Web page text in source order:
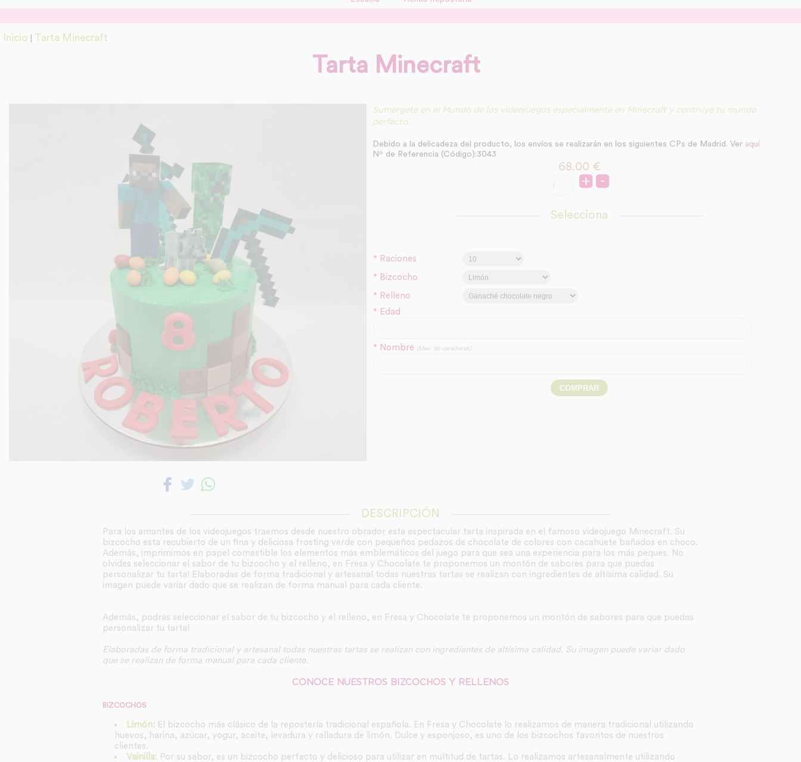
Inicio Tarta Minecraft
Tarta Minecraft
Sumergete en el Mundo de los videojuegos especialmente en Minecraft y contruye tu mundo
perfecto.
Debido a la delicadeza del producto, los envíos se realizarán en los siguientes CPs de Madrid. Ver aquí
Nº de Referencia (Código):3043
68.00 €
Selecciona
* Raciones
* Bizcocho
* Relleno
* Edad
* Nombre (Max. 50 caracteres)
DESCRIPCIÓN
Para los amantes de los videojuegos traemos desde nuestro obrador esta espectacular tarta inspirada en el famoso videojuego Minecraft. Su
bizcocho esta recubierto de un fina y deliciosa frosting verde con pequeños pedazos de chocolate de colores con cacahuete bañados en choco.
Además, imprimimos en papel comestible los elementos más emblemáticos del juego para que sea una experiencia para los más peques. No
olvides seleccionar el sabor de tu bizcocho y el relleno, en Fresa y Chocolate te proponemos un montón de sabores para que puedas
personalizar tu tarta! Elaboradas de forma tradicional y artesanal todas nuestras tartas se realizan con ingredientes de altísima calidad. Su
imagen puede variar dado que se realizan de forma manual para cada cliente.
Además, podrás seleccionar el sabor de tu bizcocho y el relleno, en Fresa y Chocolate te proponemos un montón de sabores para que puedas
personalizar tu tarta!
Elaboradas de forma tradicional y artesanal todas nuestras tartas se realizan con ingredientes de altísima calidad. Su imagen puede variar dado
que se realizan de forma manual para cada cliente.
CONOCE NUESTROS BIZCOCHOS Y RELLENOS
BIZCOCHOS
Limón: El bizcocho más clásico de la repostería tradicional española. En Fresa y Chocolate lo realizamos de manera tradicional utilizando
huevos, harina, azúcar, yogur, aceite, levadura y ralladura de limón. Dulce y esponjoso, es uno de los bizcochos favoritos de nuestros
clientes.
Vainilla: Por su sabor, es un bizcocho perfecto y delicioso para utilizar en multitud de tartas. Lo realizamos artesanalmente utilizando